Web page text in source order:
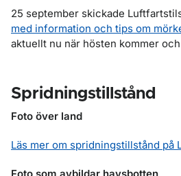
25 september skickade
med information och tips om
aktuellt nu när hösten kommer
Spridningstillstånd
Foto över land
Läs mer om spridningstillstånd på